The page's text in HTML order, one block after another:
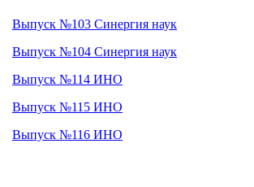
Выпуск №103 Синергия наук
Выпуск №104 Синергия наук
Выпуск №114 ИНО
Выпуск №115 ИНО
Выпуск №116 ИНО